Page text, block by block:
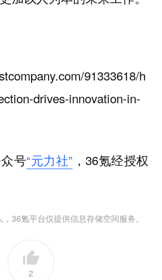
91333618/h
drives-innovation-in-
号“元力社” ，36氪经授权
36氪平台仅提供信息存储空间服务。
2